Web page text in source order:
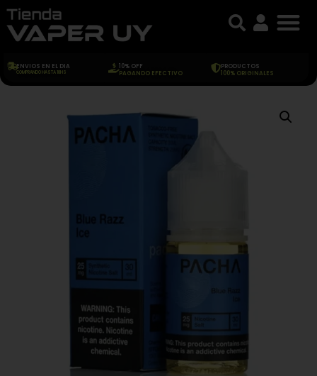
ENVIOS EN EL DIA
COMPRANDO HASTA 18HS
10% OFF
PAGANDO EFECTIVO
PRODUCTOS
100% ORIGINALES